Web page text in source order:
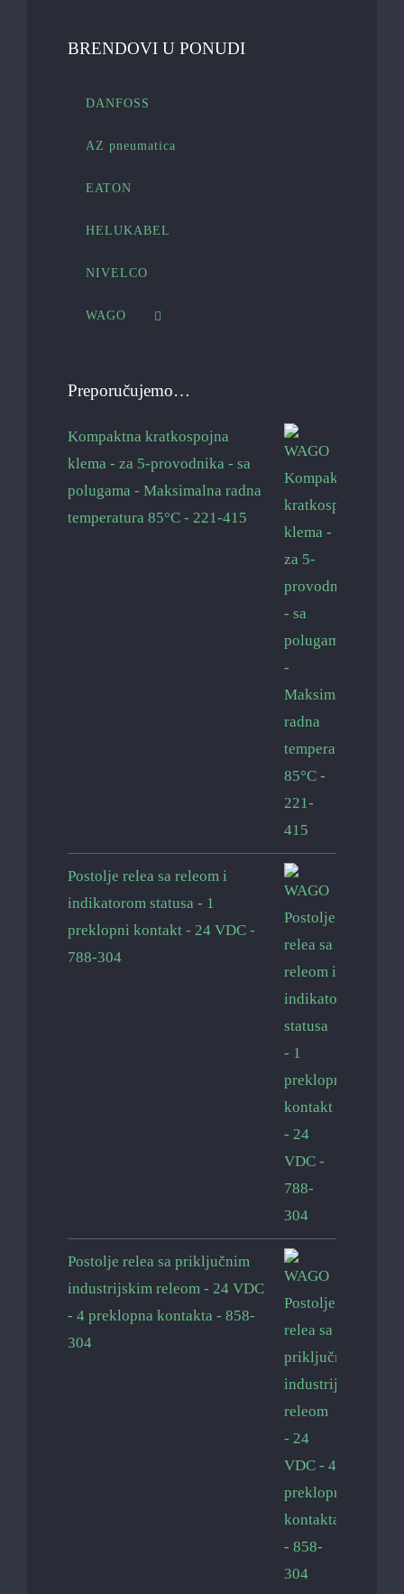
BRENDOVI U PONUDI
DANFOSS
AZ pneumatica
EATON
HELUKABEL
NIVELCO
WAGO
Preporučujemo…
Kompaktna kratkospojna
klema - za 5-provodnika - sa
polugama - Maksimalna radna
temperatura 85°C - 221-415
Postolje relea sa releom i
indikatorom statusa - 1
preklopni kontakt - 24 VDC -
788-304
Postolje relea sa priključnim
industrijskim releom - 24 VDC
- 4 preklopna kontakta - 858-
304